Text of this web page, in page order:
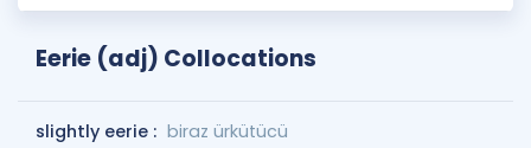
Eerie (adj) Collocations
slightly eerie : biraz ürkütücü